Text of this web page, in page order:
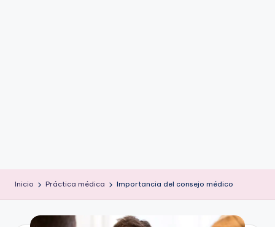
Inicio Práctica médica Importancia del consejo médico